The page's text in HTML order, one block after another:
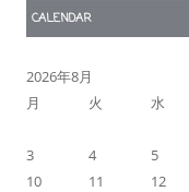
CALENDAR
2026年8月
月
火 水
3
4 5
10
11 12